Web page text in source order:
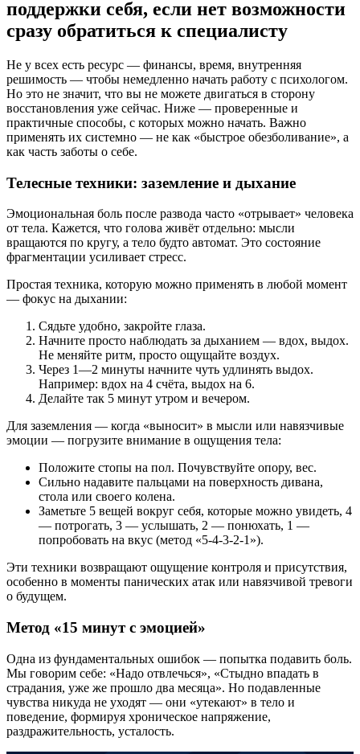
поддержки себя, если нет возможности
сразу обратиться к специалисту
Не у всех есть ресурс — финансы, время, внутренняя
решимость — чтобы немедленно начать работу с психологом.
Но это не значит, что вы не можете двигаться в сторону
восстановления уже сейчас. Ниже — проверенные и
практичные способы, с которых можно начать. Важно
применять их системно — не как «быстрое обезболивание», а
как часть заботы о себе.
Телесные техники: заземление и дыхание
Эмоциональная боль после развода часто «отрывает» человека
от тела. Кажется, что голова живёт отдельно: мысли
вращаются по кругу, а тело будто автомат. Это состояние
фрагментации усиливает стресс.
Простая техника, которую можно применять в любой момент
— фокус на дыхании:
Сядьте удобно, закройте глаза.
Начните просто наблюдать за дыханием — вдох, выдох.
Не меняйте ритм, просто ощущайте воздух.
Через 1—2 минуты начните чуть удлинять выдох.
Например: вдох на 4 счёта, выдох на 6.
Делайте так 5 минут утром и вечером.
Для заземления — когда «выносит» в мысли или навязчивые
эмоции — погрузите внимание в ощущения тела:
Положите стопы на пол. Почувствуйте опору, вес.
Сильно надавите пальцами на поверхность дивана,
стола или своего колена.
Заметьте 5 вещей вокруг себя, которые можно увидеть, 4
— потрогать, 3 — услышать, 2 — понюхать, 1 —
попробовать на вкус (метод «5-4-3-2-1»).
Эти техники возвращают ощущение контроля и присутствия,
особенно в моменты панических атак или навязчивой тревоги
о будущем.
Метод «15 минут с эмоцией»
Одна из фундаментальных ошибок — попытка подавить боль.
Мы говорим себе: «Надо отвлечься», «Стыдно впадать в
страдания, уже же прошло два месяца». Но подавленные
чувства никуда не уходят — они «утекают» в тело и
поведение, формируя хроническое напряжение,
раздражительность, усталость.